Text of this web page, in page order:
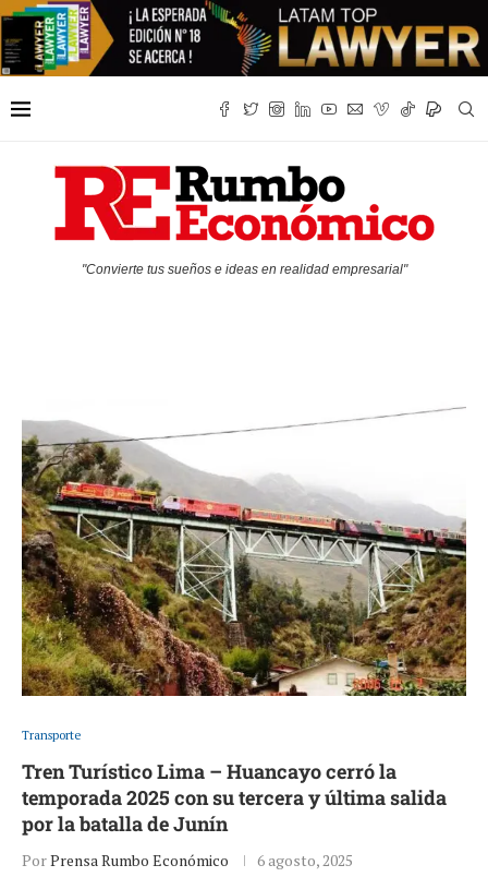
"Convierte tus sueños e ideas en realidad empresarial"
Transporte
Tren Turístico Lima – Huancayo cerró la
temporada 2025 con su tercera y última salida
por la batalla de Junín
PorPrensa Rumbo Económico 6 agosto, 2025